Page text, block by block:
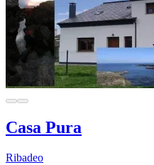
Casa Pura
Ribadeo